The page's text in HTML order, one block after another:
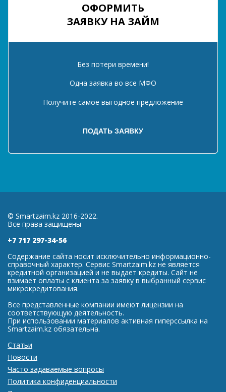
ОФОРМИТЬ
ЗАЯВКУ НА ЗАЙМ
Без потери времени!
Одна заявка во все МФО
Получите самое выгодное предложение
© Smartzaim.kz 2016-2022.
Все права защищены
+7 717 297-34-56
Содержание сайта носит исключительно информационно-
справочный характер. Сервис Smartzaim.kz не является
кредитной организацией и не выдает кредиты. Сайт не
взимает оплаты с клиента за заявку в выбранный сервис
микрокредитования.
Все представленные компании имеют лицензии на
соответствующую деятельность.
При использовании материалов активная гиперссылка на
Smartzaim.kz обязательна.
Статьи
Новости
Часто задаваемые вопросы
Политика конфиденциальности